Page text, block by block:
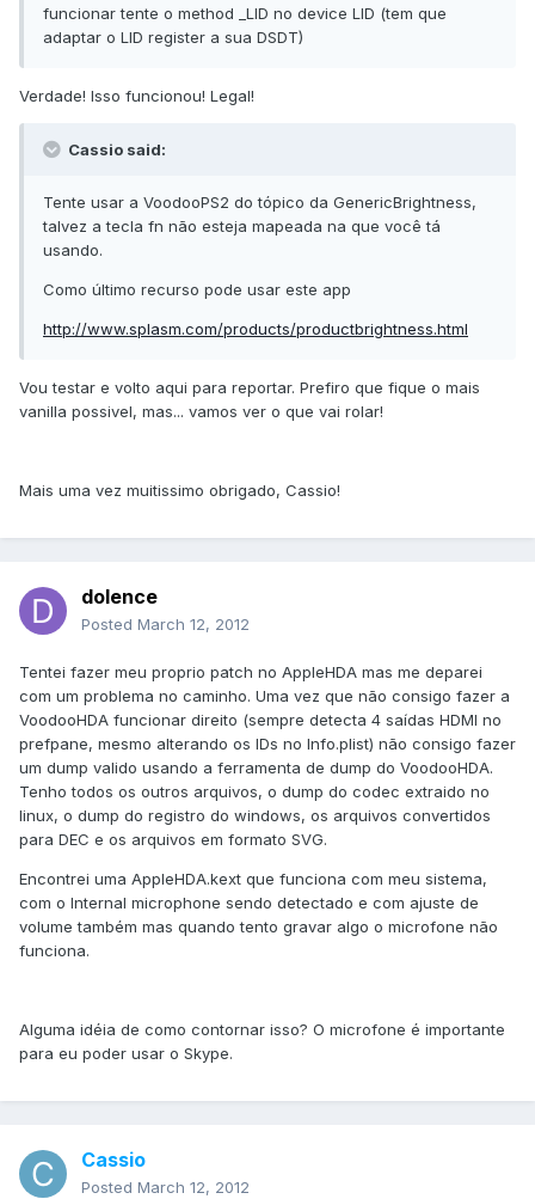
funcionar tente o method _LID no device LID (tem que
adaptar o LID register a sua DSDT)
Verdade! Isso funcionou! Legal!
Cassio said:
Tente usar a VoodooPS2 do tópico da GenericBrightness,
talvez a tecla fn não esteja mapeada na que você tá
usando.
Como último recurso pode usar este app
http://www.splasm.com/products/productbrightness.html
Vou testar e volto aqui para reportar. Prefiro que fique o mais
vanilla possivel, mas... vamos ver o que vai rolar!
Mais uma vez muitissimo obrigado, Cassio!
dolence
Posted March 12, 2012
Tentei fazer meu proprio patch no AppleHDA mas me deparei
com um problema no caminho. Uma vez que não consigo fazer a
VoodooHDA funcionar direito (sempre detecta 4 saídas HDMI no
prefpane, mesmo alterando os IDs no Info.plist) não consigo fazer
um dump valido usando a ferramenta de dump do VoodooHDA.
Tenho todos os outros arquivos, o dump do codec extraido no
linux, o dump do registro do windows, os arquivos convertidos
para DEC e os arquivos em formato SVG.
Encontrei uma AppleHDA.kext que funciona com meu sistema,
com o Internal microphone sendo detectado e com ajuste de
volume também mas quando tento gravar algo o microfone não
funciona.
Alguma idéia de como contornar isso? O microfone é importante
para eu poder usar o Skype.
Cassio
Posted March 12, 2012